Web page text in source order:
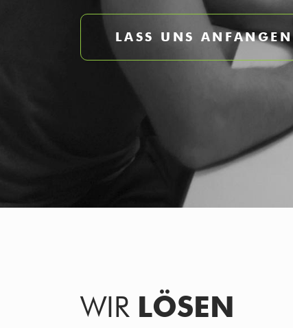
LASS UNS ANFANGEN
WIR LÖSEN